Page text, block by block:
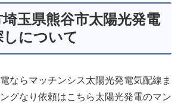
玉県熊谷市太陽光発電
について
ならマッチンシス太陽光発電気配線ま
グなり依頼はこちら太陽光発電のマン